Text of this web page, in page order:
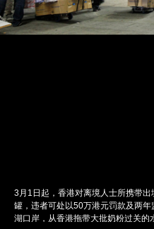
3月1日起，香港对离境人士所携带
罐，违者可处以50万港元罚款及两
湖口岸，从香港拖带大批奶粉过关的